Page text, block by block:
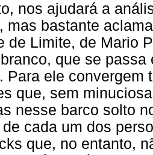
nos ajudará a
mas bastante
de Limite, de Mario
que se
Para ele convergem
que, sem
nesse barco solto
de cada um dos
que, no entanto,